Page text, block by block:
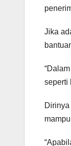
Jika
seperti